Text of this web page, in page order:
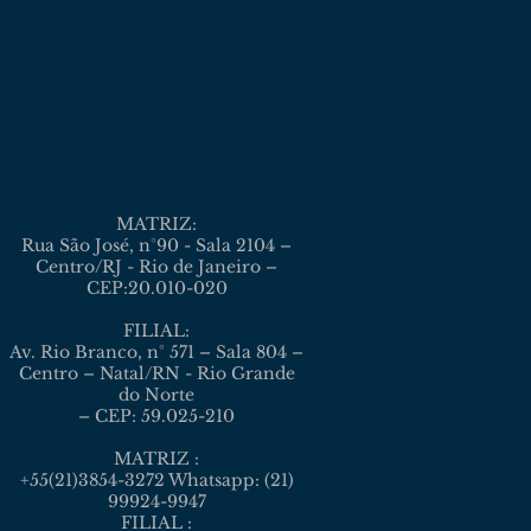
MATRIZ:
Rua São José, n°90 - Sala 2104 –
Centro/RJ - Rio de Janeiro –
CEP:20.010-020
FILIAL:
Av. Rio Branco, n° 571 – Sala 804 –
Centro – Natal/RN - Rio Grande
do Norte
– CEP: 59.025-210
MATRIZ :
+55(21)3854-3272 Whatsapp: (21)
99924-9947
FILIAL :